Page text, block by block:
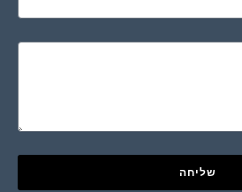
שליחה